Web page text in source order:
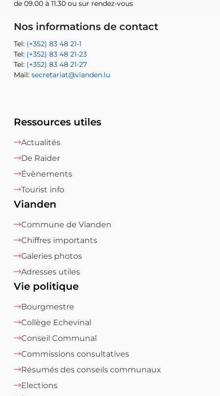
de 09.00 à 11.30 ou sur rendez-vous
Nos informations de contact
Tel: (+352) 83 48 21-1
Tel: (+352) 83 48 21-23
Tel: (+352) 83 48 21-27
Mail: secretariat@vianden.lu
de 09.00 à 11.30 ou sur rendez-vous
Tel: (+352) 83 48 21-20
Tel: (+352) 83 48 21-22
Mail:sofia.carvalho@vianden.lu
Mail: diane.storn@vianden.lu
Mail:recette@vianden.lu
Tel:(+352) 83 48 21-31
Tel:Permanence (Fuite d’eau) : 83 48 21 61
Ressources utiles
Actualités
De Raider
Évènements
Tourist info
Vianden
Commune de Vianden
Chiffres importants
Galeries photos
Adresses utiles
Vie politique
Bourgmestre
Collège Echevinal
Conseil Communal
Commissions consultatives
Résumés des conseils communaux
Elections